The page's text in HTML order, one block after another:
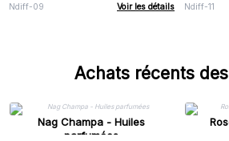
Ndiff-09 Voir les détails Ndiff-11
Achats récents
Nag Champa - Huiles
parfumées